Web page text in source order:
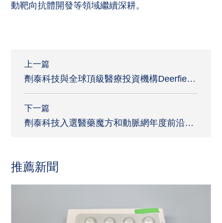
動靶向抗體開發等領域繼續深耕。
上一篇
劑泰科技與全球頂級醫療投資機構Deerfield
下一篇
劑泰科技入選醫藥魔方和動脈網年度前沿創
推薦新聞